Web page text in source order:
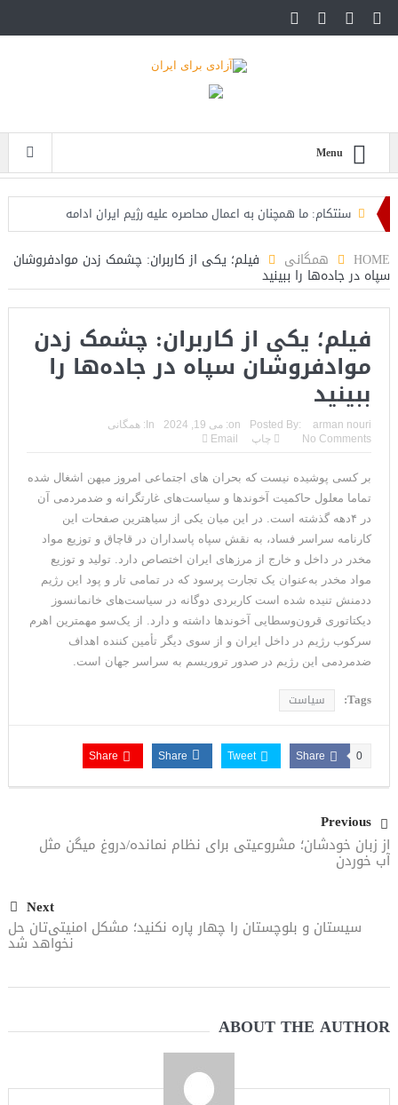
Menu
سنتکام: ما همچنان به اعمال محاصره علیه رژیم ایران ادامه
اسرائیل: حزب‌الله توافق آتش‌بس را نقض کرده، اقدام قاطعانه‌ای
در راه است
حمله دوباره حوثی‌ها به عربستان؛ سپاه: هیچ توافقی را نهایی
نخواهیم کرد+تحلیل
ترامپ: سرمایه‌گذاران دریافته‌اند که آمریکا در حال پیروزی است
مذاکرات تنگه هرمز به نتیجه نرسید؛ سپاه جنگ را برگزید/بازگشت دو
ناو هواپیمابر
ونزوئلا؛ منتقدان ترامپ اذعان می‌کنند که حق با او بود وضعیت
بهبود یافته است
دیپلمات حکومتی: ترامپ می‌خواهد یک بار برای همیشه نسخه ما را
بپیچد+تحلیل
ترامپ: این آخرین فرصت برای حکومت ایران است، امیدوارم سر عقل
شمال غرب ایران
ترامپ: رهبری حکومت ایران فریبکار و دورویی عجیبی از خود نشان
می‌دهد
HOME همگانی فیلم؛ یکی از کاربران: چشمک زدن موادفروشان
سپاه در جاده‌ها را ببینید
فیلم؛ یکی از کاربران: چشمک زدن
موادفروشان سپاه در جاده‌ها را
ببینید
Posted By: arman nouri
on: می 19, 2024 In:
همگانی
No Comments
چاپ Email
بر کسی پوشیده نیست که بحران های اجتماعی امروز میهن اشغال شده
تماما معلول حاکمیت آخوندها و سیاست‌های غارتگرانه و ضد‌مردمی آن
در ۴دهه گذشته است. در این میان یکی از سیاهترین صفحات این
کارنامه سراسر فساد، به نقش سپاه پاسداران در قاچاق و توزیع مواد
مخدر در داخل و خارج از مرزهای ایران اختصاص دارد. تولید و توزیع
مواد مخدر به‌عنوان یک تجارت پرسود که در تمامی تار و پود این رژیم
ددمنش تنیده شده است کاربردی دوگانه در سیاست‌های خانمانسوز
دیکتاتوری قرون‌وسطایی آخوندها داشته و دارد. از یک‌سو مهمترین اهرم
سرکوب رژیم در داخل ایران و از سوی دیگر تأمین کننده اهداف
ضدمردمی این رژیم در صدور تروریسم به سراسر جهان است.
Tags: سیاست
Share 0
Tweet
Share
Share
Previous
از زبان خودشان؛ مشروعیتی برای نظام نمانده/دروغ میگن مثل
آب خوردن
Next
سیستان و بلوچستان را چهار پاره نکنید؛ مشکل امنیتی‌تان حل
نخواهد شد
ABOUT THE AUTHOR